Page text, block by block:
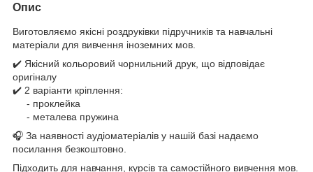
Опис
Виготовляємо якісні роздруківки підручників та навчальні
матеріали для вивчення іноземних мов.
✔️ Якісний кольоровий чорнильний друк, що відповідає
оригіналу
✔️ 2 варіанти кріплення:
- проклейка
- металева пружина
🎧 За наявності аудіоматеріалів у нашій базі надаємо
посилання безкоштовно.
Підходить для навчання, курсів та самостійного вивчення мов.